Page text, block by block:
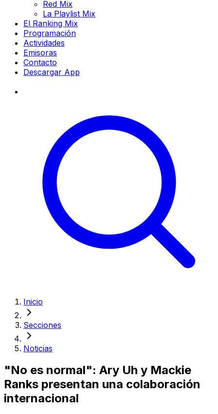
Red Mix
La Playlist Mix
El Ranking Mix
Programación
Actividades
Emisoras
Contacto
Descargar App
Inicio
Secciones
Noticias
"No es normal": Ary Uh y Mackie
Ranks presentan una colaboración
internacional